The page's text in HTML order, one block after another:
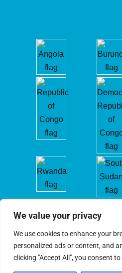
We value your privacy
We use cookies to enhance your
personalized ads or content, and
clicking "Accept All", you consent